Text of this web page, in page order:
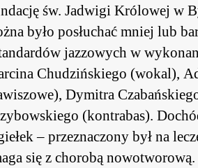
św. Jadwigi Królowej w
było posłuchać mniej lub
jazzowych w
Chudzińskiego (wokal),
Dymitra
(kontrabas).
– przeznaczony był na
się z chorobą